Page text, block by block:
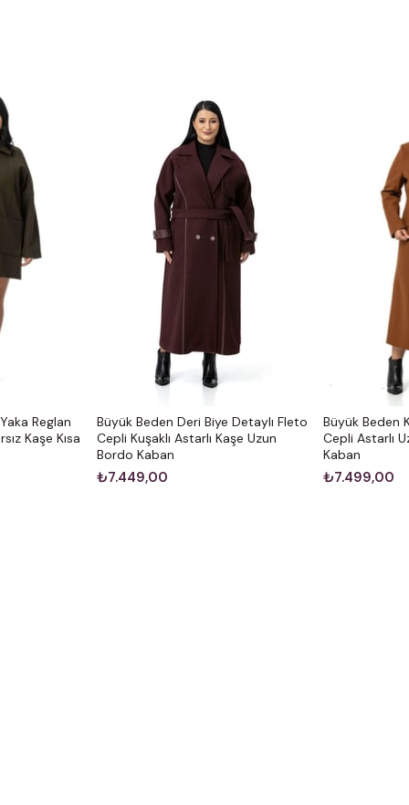
Reglan
Kaşe Kısa
Büyük Beden Deri Biye Detaylı Fleto
Cepli Kuşaklı Astarlı Kaşe Uzun
Bordo Kaban
₺7.449,00
Büyük Beden
Cepli Astarlı
Kaban
₺7.499,00